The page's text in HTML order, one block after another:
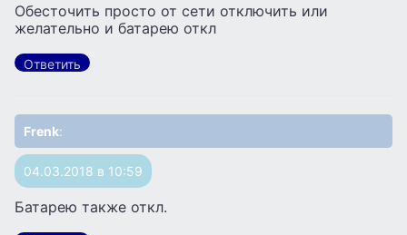
Обесточить просто от сети отключить или
желательно и батарею откл
Ответить
Frenk:
04.03.2018 в 10:59
Батарею также откл.